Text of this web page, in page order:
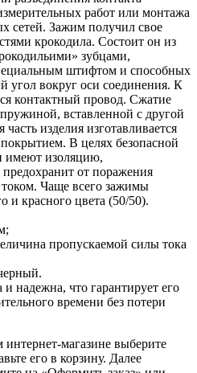
работ или монтажа
сетей. Зажим получил свое
крокодила. Состоит он из
зубцами,
штифтом и способных
угол вокруг оси соединения. К
контактный провод. Сжатие
вставленной с другой
изделия изготавливается
В целях безопасной
имеют изоляцию,
от поражения
током. Чаще всего зажимы
и красного цвета (50/50).
пропускаемой силы тока
надежна, что гарантирует его
времени без потери
магазине выберите
его в корзину. Далее